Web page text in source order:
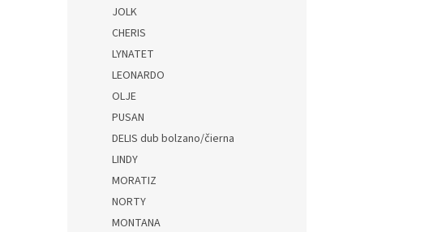
JOLK
CHERIS
LYNATET
LEONARDO
OLJE
PUSAN
DELIS dub bolzano/čierna
LINDY
MORATIZ
NORTY
MONTANA